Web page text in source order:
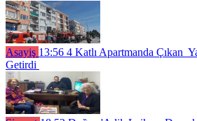
Asayiş 13:56 4 Katlı Apartmanda Çıkan
Getirdi